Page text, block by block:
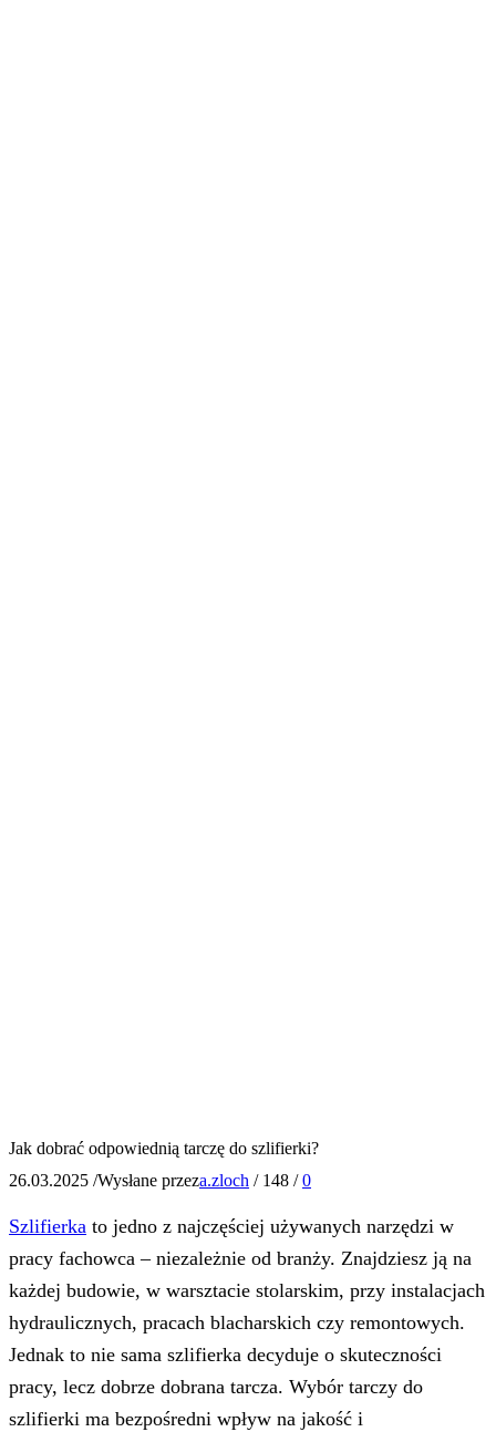
Jak dobrać odpowiednią tarczę do szlifierki?
26.03.2025 /Wysłane przeza.zloch / 148 / 0
Szlifierka to jedno z najczęściej używanych narzędzi w
pracy fachowca – niezależnie od branży. Znajdziesz ją na
każdej budowie, w warsztacie stolarskim, przy instalacjach
hydraulicznych, pracach blacharskich czy remontowych.
Jednak to nie sama szlifierka decyduje o skuteczności
pracy, lecz dobrze dobrana tarcza. Wybór tarczy do
szlifierki ma bezpośredni wpływ na jakość i